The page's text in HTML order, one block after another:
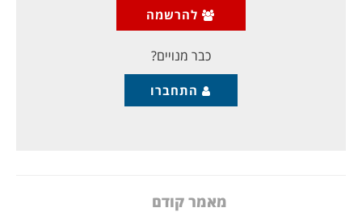
סוף פסוק לארגון הסוני האכזרי, ולתחילת חזרת הסדר
ה"אסדי" לסוריה, אך תמונת המצב הזו היתה נכונה לאותו
הזמן, ולחדירת מיליציות שיעיות, שגם נלחמו על הקרקע,
להרשמה
כבר מנויים?
התחברו
מאמר קודם